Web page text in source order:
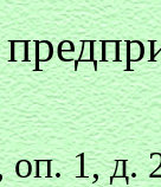
1, д.